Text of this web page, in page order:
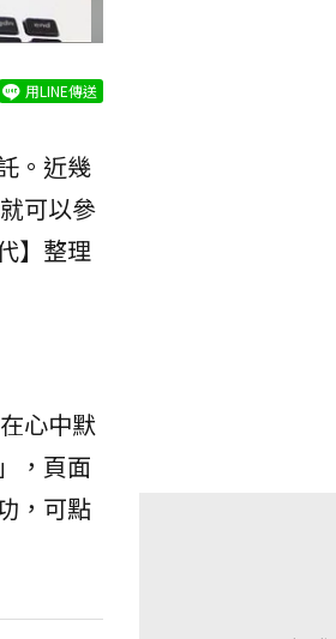
用LINE傳送
。近幾
可以參
】整理
心中默
，頁面
，可點